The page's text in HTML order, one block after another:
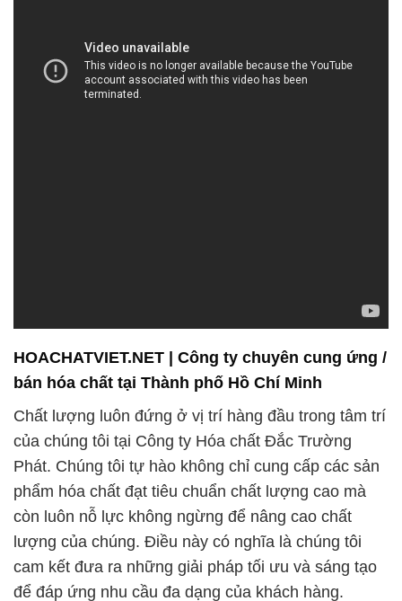
Chất lượng luôn đứng ở vị trí hàng đầu trong tâm trí
của chúng tôi tại Công ty Hóa chất Đắc Trường
Phát. Chúng tôi tự hào không chỉ cung cấp các sản
phẩm hóa chất đạt tiêu chuẩn chất lượng cao mà
còn luôn nỗ lực không ngừng để nâng cao chất
lượng của chúng. Điều này có nghĩa là chúng tôi
cam kết đưa ra những giải pháp tối ưu và sáng tạo
để đáp ứng nhu cầu đa dạng của khách hàng.
Sản phẩm của chúng tôi không chỉ đáp ứng các tiêu
chuẩn chất lượng nghiêm ngặt mà còn được kiểm
tra kỹ lưỡng trước khi đến tay khách hàng. Chúng
tôi sử dụng quy trình sản xuất hiện đại và thiết bị